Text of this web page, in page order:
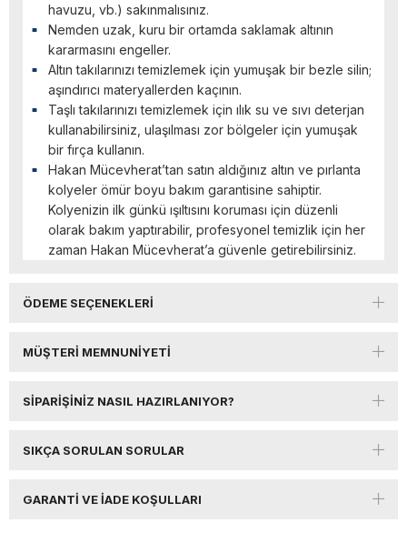
havuzu, vb.) sakınmalısınız.
Nemden uzak, kuru bir ortamda saklamak altının
kararmasını engeller.
Altın takılarınızı temizlemek için yumuşak bir bezle silin;
aşındırıcı materyallerden kaçının.
Taşlı takılarınızı temizlemek için ılık su ve sıvı deterjan
kullanabilirsiniz, ulaşılması zor bölgeler için yumuşak
bir fırça kullanın.
Hakan Mücevherat’tan satın aldığınız altın ve pırlanta
kolyeler ömür boyu bakım garantisine sahiptir.
Kolyenizin ilk günkü ışıltısını koruması için düzenli
olarak bakım yaptırabilir, profesyonel temizlik için her
zaman Hakan Mücevherat’a güvenle getirebilirsiniz.
ÖDEME SEÇENEKLERI
MÜŞTERI MEMNUNIYETI
SIPARIŞINIZ NASIL HAZIRLANIYOR?
SIKÇA SORULAN SORULAR
GARANTI VE İADE KOŞULLARI